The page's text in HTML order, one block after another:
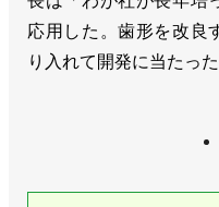
応用した。歯形を改良
り入れて開発に当たっ